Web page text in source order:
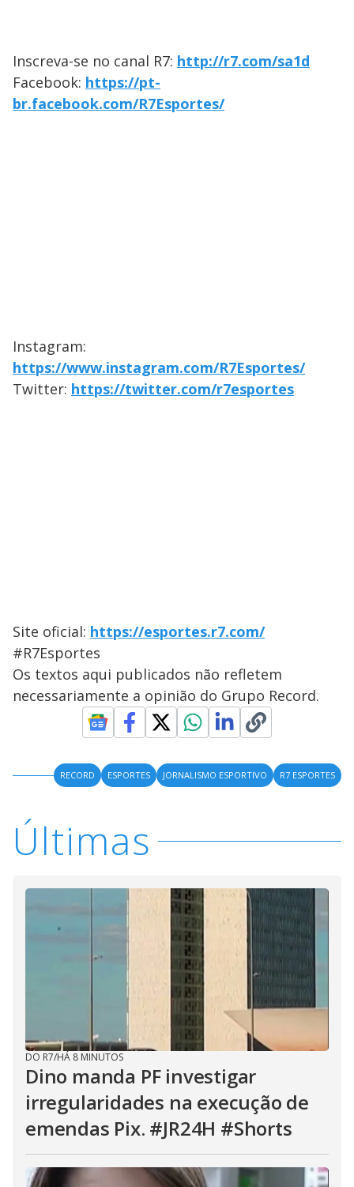
Inscreva-se no canal R7: http://r7.com/sa1d
Facebook: https://pt-
br.facebook.com/R7Esportes/
Instagram:
https://www.instagram.com/R7Esportes/
Twitter: https://twitter.com/r7esportes
Site oficial: https://esportes.r7.com/
#R7Esportes
Os textos aqui publicados não refletem
necessariamente a opinião do Grupo Record.
RECORD ESPORTES JORNALISMO ESPORTIVO R7 ESPORTES
Últimas
DO R7/HÁ 8 MINUTOS
Dino manda PF investigar
irregularidades na execução de
emendas Pix. #JR24H #Shorts